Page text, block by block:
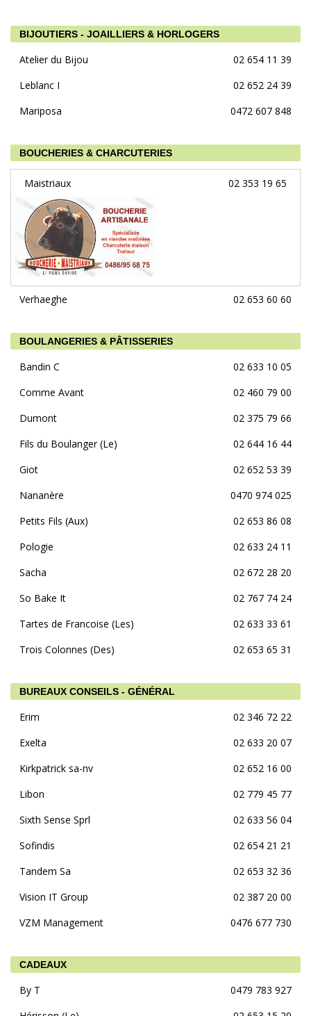
BIJOUTIERS - JOAILLIERS & HORLOGERS
Atelier du Bijou
02 654 11 39
Leblanc I
02 652 24 39
Mariposa
0472 607 848
BOUCHERIES & CHARCUTERIES
Maistriaux 02 353 19 65
Verhaeghe 02 653 60 60
BOULANGERIES & PÂTISSERIES
Bandin C
02 633 10 05
Comme Avant
02 460 79 00
Dumont
02 375 79 66
Fils du Boulanger (Le)
02 644 16 44
Giot
02 652 53 39
Nananère
0470 974 025
Petits Fils (Aux)
02 653 86 08
Pologie
02 633 24 11
Sacha
02 672 28 20
So Bake It
02 767 74 24
Tartes de Francoise (Les)
02 633 33 61
Trois Colonnes (Des)
02 653 65 31
BUREAUX CONSEILS - GÉNÉRAL
Erim
02 346 72 22
Exelta
02 633 20 07
Kirkpatrick sa-nv
02 652 16 00
Libon
02 779 45 77
Sixth Sense Sprl
02 633 56 04
Sofindis
02 654 21 21
Tandem Sa
02 653 32 36
Vision IT Group
02 387 20 00
VZM Management
0476 677 730
CADEAUX
By T
0479 783 927